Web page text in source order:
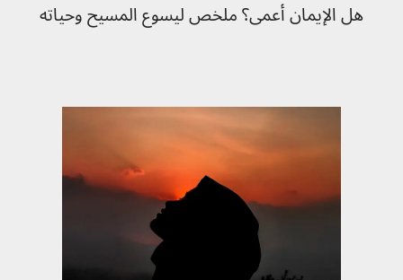
هل الإيمان أعمى؟ ملخص ليسوع المسيح وحياته